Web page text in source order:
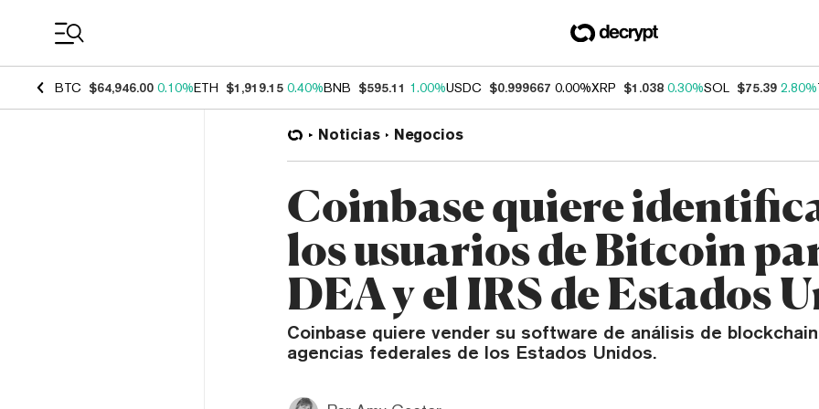
BTC $64,946.00 0.10%ETH $1,919.15 0.40%BNB $595.11 1.00%USDC $0.999667 0.00%XRP $1.038 0.30%SOL $75.39 2.80%
Noticias Negocios
Coinbase quiere
los usuarios de Bitcoin
DEA y el IRS de Estados
Coinbase quiere vender su software de análisis de
agencias federales de los Estados Unidos.